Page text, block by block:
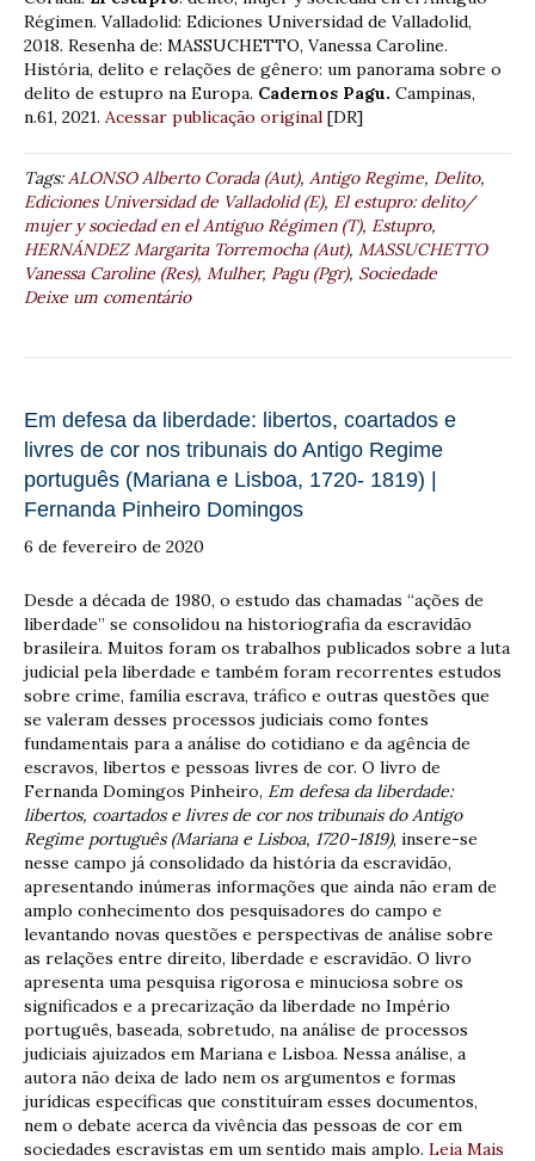
Régimen. Valladolid: Ediciones Universidad de Valladolid,
2018. Resenha de: MASSUCHETTO, Vanessa Caroline.
História, delito e relações de gênero: um panorama sobre o
delito de estupro na Europa. Cadernos Pagu. Campinas,
n.61, 2021. Acessar publicação original [DR]
Tags:ALONSO Alberto Corada (Aut), Antigo Regime, Delito,
Ediciones Universidad de Valladolid (E), El estupro: delito/
mujer y sociedad en el Antiguo Régimen (T), Estupro,
HERNÁNDEZ Margarita Torremocha (Aut), MASSUCHETTO
Vanessa Caroline (Res), Mulher, Pagu (Pgr), Sociedade
Deixe um comentário
Em defesa da liberdade: libertos, coartados e
livres de cor nos tribunais do Antigo Regime
português (Mariana e Lisboa, 1720- 1819) |
Fernanda Pinheiro Domingos
6 de fevereiro de 2020
Desde a década de 1980, o estudo das chamadas “ações de
liberdade” se consolidou na historiografia da escravidão
brasileira. Muitos foram os trabalhos publicados sobre a luta
judicial pela liberdade e também foram recorrentes estudos
sobre crime, família escrava, tráfico e outras questões que
se valeram desses processos judiciais como fontes
fundamentais para a análise do cotidiano e da agência de
escravos, libertos e pessoas livres de cor. O livro de
Fernanda Domingos Pinheiro, Em defesa da liberdade:
libertos, coartados e livres de cor nos tribunais do Antigo
Regime português (Mariana e Lisboa, 1720-1819), insere-se
nesse campo já consolidado da história da escravidão,
apresentando inúmeras informações que ainda não eram de
amplo conhecimento dos pesquisadores do campo e
levantando novas questões e perspectivas de análise sobre
as relações entre direito, liberdade e escravidão. O livro
apresenta uma pesquisa rigorosa e minuciosa sobre os
significados e a precarização da liberdade no Império
português, baseada, sobretudo, na análise de processos
judiciais ajuizados em Mariana e Lisboa. Nessa análise, a
autora não deixa de lado nem os argumentos e formas
jurídicas específicas que constituíram esses documentos,
nem o debate acerca da vivência das pessoas de cor em
sociedades escravistas em um sentido mais amplo. Leia Mais